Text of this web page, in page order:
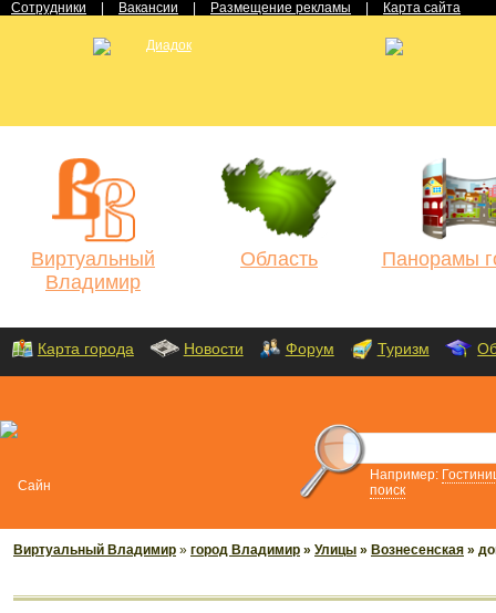
Сотрудники Вакансии Размещение рекламы Карта сайта
Виртуальный
Владимир
Область Панорамы
Карта города Новости Форум Туризм
Например:
поиск
Виртуальный Владимир » город Владимир » Улицы » Вознесенская »